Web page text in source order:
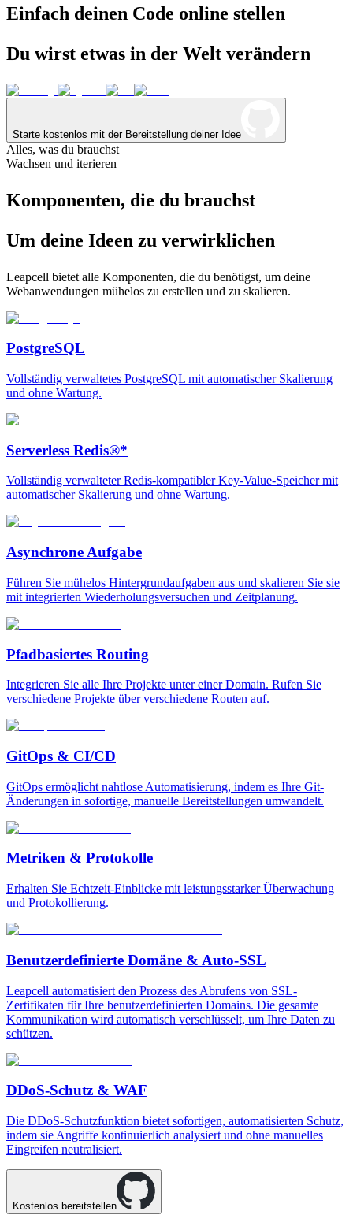
Einfach deinen Code online stellen
Du wirst etwas in der Welt verändern
Starte kostenlos mit der Bereitstellung deiner Idee
Alles, was du brauchst
Wachsen und iterieren
Komponenten, die du brauchst
Um deine Ideen zu verwirklichen
Leapcell bietet alle Komponenten, die du benötigst, um deine
Webanwendungen mühelos zu erstellen und zu skalieren.
PostgreSQL
Vollständig verwaltetes PostgreSQL mit automatischer Skalierung
und ohne Wartung.
Serverless Redis®*
Vollständig verwalteter Redis-kompatibler Key-Value-Speicher mit
automatischer Skalierung und ohne Wartung.
Asynchrone Aufgabe
Führen Sie mühelos Hintergrundaufgaben aus und skalieren Sie sie
mit integrierten Wiederholungsversuchen und Zeitplanung.
Pfadbasiertes Routing
Integrieren Sie alle Ihre Projekte unter einer Domain. Rufen Sie
verschiedene Projekte über verschiedene Routen auf.
GitOps & CI/CD
GitOps ermöglicht nahtlose Automatisierung, indem es Ihre Git-
Änderungen in sofortige, manuelle Bereitstellungen umwandelt.
Metriken & Protokolle
Erhalten Sie Echtzeit-Einblicke mit leistungsstarker Überwachung
und Protokollierung.
Benutzerdefinierte Domäne & Auto-SSL
Leapcell automatisiert den Prozess des Abrufens von SSL-
Zertifikaten für Ihre benutzerdefinierten Domains. Die gesamte
Kommunikation wird automatisch verschlüsselt, um Ihre Daten zu
schützen.
DDoS-Schutz & WAF
Die DDoS-Schutzfunktion bietet sofortigen, automatisierten Schutz,
indem sie Angriffe kontinuierlich analysiert und ohne manuelles
Eingreifen neutralisiert.
Kostenlos bereitstellen